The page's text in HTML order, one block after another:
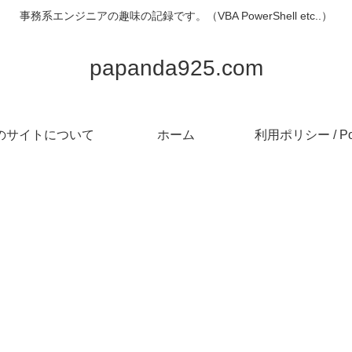
事務系エンジニアの趣味の記録です。（VBA PowerShell etc..）
papanda925.com
サイトについて ホーム 利用ポリシー /